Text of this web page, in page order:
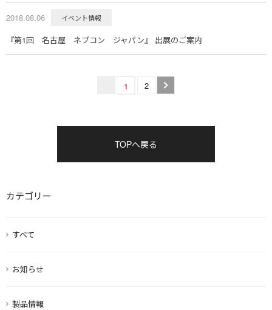
カテゴリー
すべて
お知らせ
製品情報
2018.08.06 イベント情報
『第1回 名古屋 ネプコン ジャパン』 出展のご案内
1 2
TOPへ戻る